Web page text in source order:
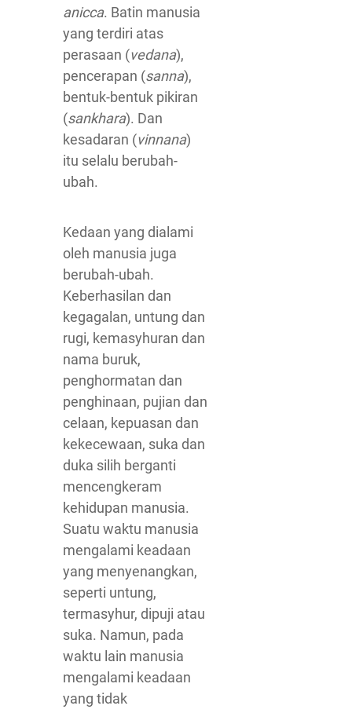
anicca. Batin manusia
yang terdiri atas
perasaan (vedana),
pencerapan (sanna),
bentuk-bentuk pikiran
(sankhara). Dan
kesadaran (vinnana)
itu selalu berubah-
ubah.
Kedaan yang dialami
oleh manusia juga
berubah-ubah.
Keberhasilan dan
kegagalan, untung dan
rugi, kemasyhuran dan
nama buruk,
penghormatan dan
penghinaan, pujian dan
celaan, kepuasan dan
kekecewaan, suka dan
duka silih berganti
mencengkeram
kehidupan manusia.
Suatu waktu manusia
mengalami keadaan
yang menyenangkan,
seperti untung,
termasyhur, dipuji atau
suka. Namun, pada
waktu lain manusia
mengalami keadaan
yang tidak